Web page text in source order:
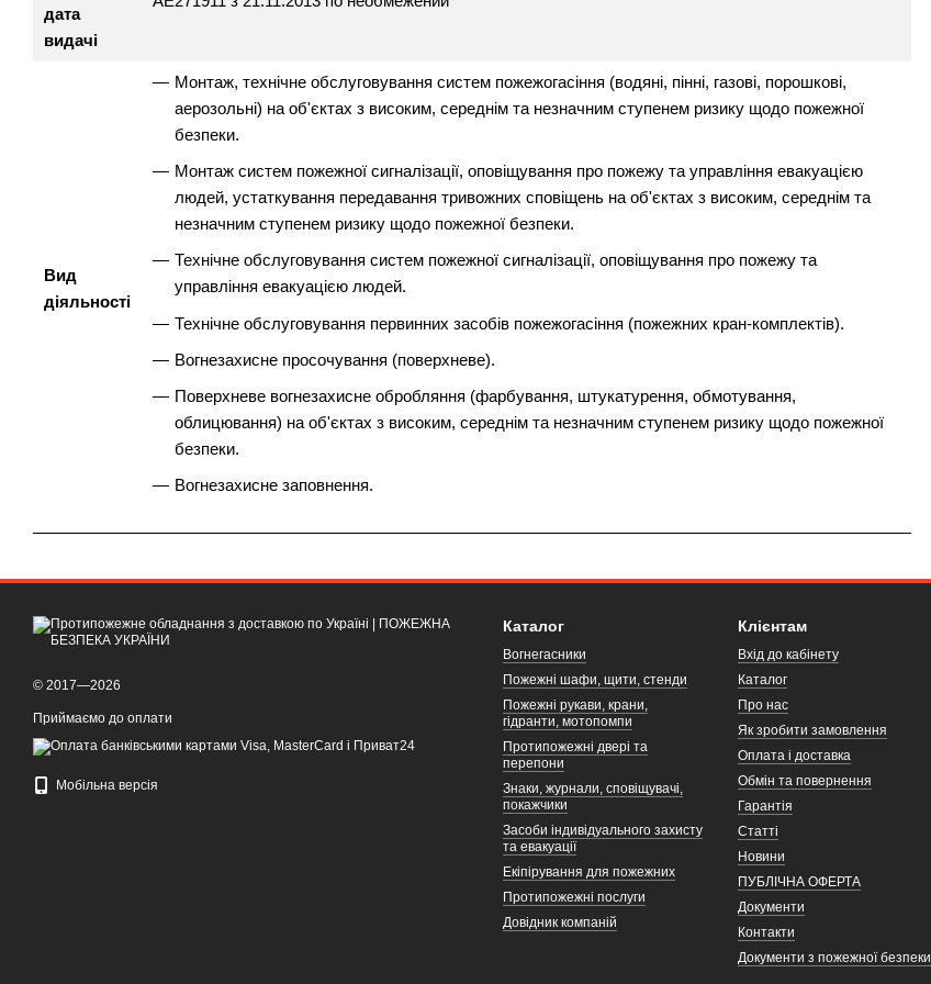
дата
видачі
Вид
діяльності
Монтаж, технічне обслуговування систем пожежогасіння (водяні, пінні, газові, порошкові,
аерозольні) на об'єктах з високим, середнім та незначним ступенем ризику щодо пожежної
безпеки.
Монтаж систем пожежної сигналізації, оповіщування про пожежу та управління евакуацією
людей, устаткування передавання тривожних сповіщень на об'єктах з високим, середнім та
незначним ступенем ризику щодо пожежної безпеки.
Технічне обслуговування систем пожежної сигналізації, оповіщування про пожежу та
управління евакуацією людей.
Технічне обслуговування первинних засобів пожежогасіння (пожежних кран-комплектів).
Вогнезахисне просочування (поверхневе).
Поверхневе вогнезахисне обробляння (фарбування, штукатурення, обмотування,
облицювання) на об'єктах з високим, середнім та незначним ступенем ризику щодо пожежної
безпеки.
Вогнезахисне заповнення.
© 2017—2026
Приймаємо до оплати
Мобільна версія
Каталог
Вогнегасники
Пожежні шафи, щити, стенди
Пожежні рукави, крани,
гідранти, мотопомпи
Протипожежні двері та
перепони
Знаки, журнали, сповіщувачі,
покажчики
Засоби індивідуального захисту
та евакуації
Екіпірування для пожежних
Протипожежні послуги
Довідник компаній
Клієнтам
Вхід до кабінету
Каталог
Про нас
Як зробити замовлення
Оплата і доставка
Обмін та повернення
Гарантія
Статті
Новини
ПУБЛІЧНА ОФЕРТА
Документи
Контакти
Документи з пожежної безпеки